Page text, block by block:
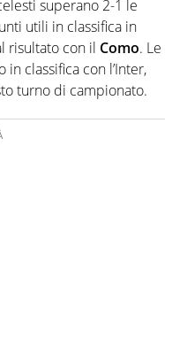
superano 2-1 le
utili in classifica in
risultato con il Como. Le
classifica con l’Inter,
turno di campionato.